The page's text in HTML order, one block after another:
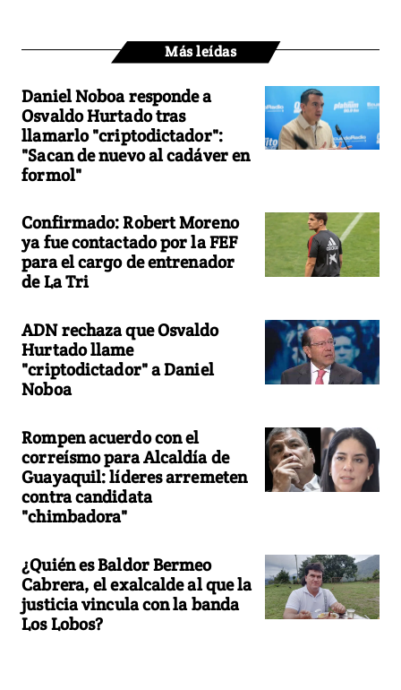
Más leídas
Daniel Noboa responde a
Osvaldo Hurtado tras
llamarlo "criptodictador":
"Sacan de nuevo al cadáver en
formol"
Confirmado: Robert Moreno
ya fue contactado por la FEF
para el cargo de entrenador
de La Tri
ADN rechaza que Osvaldo
Hurtado llame
"criptodictador" a Daniel
Noboa
Rompen acuerdo con el
correísmo para Alcaldía de
Guayaquil: líderes arremeten
contra candidata
"chimbadora"
¿Quién es Baldor Bermeo
Cabrera, el exalcalde al que la
justicia vincula con la banda
Los Lobos?